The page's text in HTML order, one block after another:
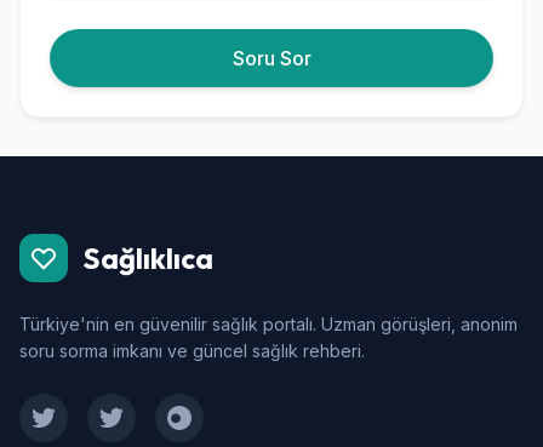
Soru Sor
Sağlıklıca
Türkiye'nin en güvenilir sağlık portalı. Uzman görüşleri, anonim
soru sorma imkanı ve güncel sağlık rehberi.
FacebookTwitter Instagram